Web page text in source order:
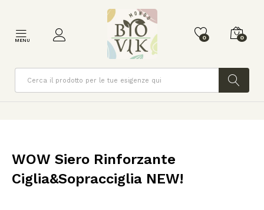
MENU 0 0
Cerca
WOW Siero Rinforzante
Ciglia&Sopracciglia NEW!